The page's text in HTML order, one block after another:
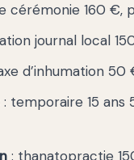
cérémonie 160
journal local
d’inhumation
: temporaire 15
: thanatopractie